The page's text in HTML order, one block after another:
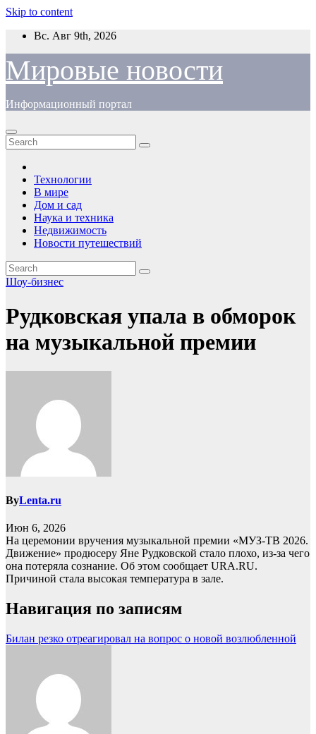
Skip to content
Вс. Авг 9th, 2026
Мировые новости
Информационный портал
Технологии
В мире
Дом и сад
Наука и техника
Недвижимость
Новости путешествий
Шоу-бизнес
Рудковская упала в обморок
на музыкальной премии
ByLenta.ru
Июн 6, 2026
На церемонии вручения музыкальной премии «МУЗ-ТВ 2026.
Движение» продюсеру Яне Рудковской стало плохо, из-за чего
она потеряла сознание. Об этом сообщает URA.RU.
Причиной стала высокая температура в зале.
Навигация по записям
Билан резко отреагировал на вопрос о новой возлюбленной